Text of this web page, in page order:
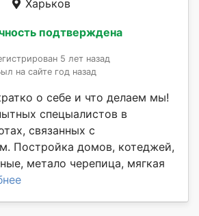
Харьков
подтверждена
5 лет назад
на сайте год назад
о себе и что делаем мы!
спецыалистов в
связанных с
Постройка домов, котеджей,
метало черепица, мягкая